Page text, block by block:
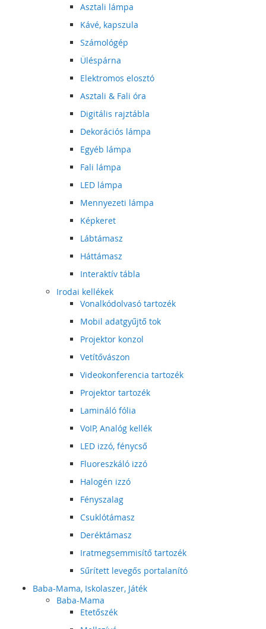
Asztali lámpa
Kávé, kapszula
Számológép
Üléspárna
Elektromos elosztó
Asztali & Fali óra
Digitális rajztábla
Dekorációs lámpa
Egyéb lámpa
Fali lámpa
LED lámpa
Mennyezeti lámpa
Képkeret
Lábtámasz
Háttámasz
Interaktív tábla
Irodai kellékek
Vonalkódolvasó tartozék
Mobil adatgyűjtő tok
Projektor konzol
Vetítővászon
Videokonferencia tartozék
Projektor tartozék
Lamináló fólia
VoIP, Analóg kellék
LED izzó, fénycső
Fluoreszkáló izzó
Halogén izzó
Fényszalag
Csuklótámasz
Deréktámasz
Iratmegsemmisítő tartozék
Sűrített levegős portalanító
Baba-Mama, Iskolaszer, Játék
Baba-Mama
Etetőszék